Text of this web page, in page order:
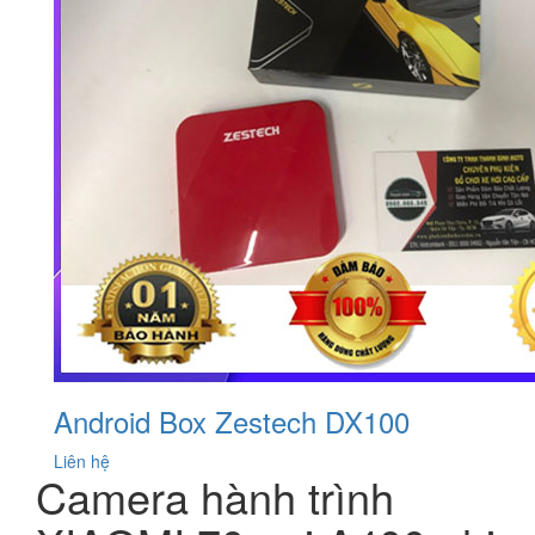
Android Box Zestech DX100
Liên hệ
Camera hành trình